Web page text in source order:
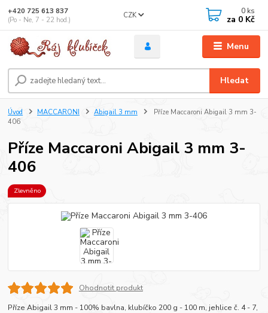
Menu
CZK
Hledat
+420 725 613 837
(Po - Ne, 7 - 22 hod.)
0 ks
za 0 Kč
Úvod MACCARONI Abigail 3 mm
Příze Maccaroni Abigail 3 mm 3-
406
Příze Maccaroni Abigail 3 mm 3-
406
Zlevněno
Ohodnotit produkt
Příze Abigail 3 mm - 100% bavlna, klubíčko 200 g - 100 m, jehlice č. 4 - 7,